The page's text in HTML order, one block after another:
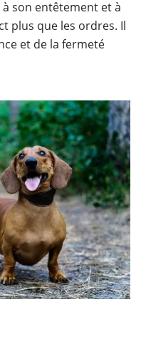
son entêtement et à
plus que les ordres. Il
et de la fermeté